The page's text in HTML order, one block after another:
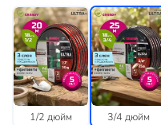
1/2 дюйм 3/4 дюйм